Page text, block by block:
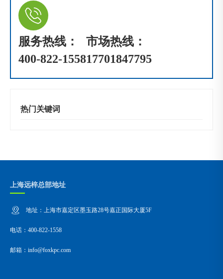
服务热线：
400-822-1558
市场热线：
17701847795
热门关键词
上海远梓总部地址
地址：上海市嘉定区墨玉路28号嘉正国际大厦5F
电话：400-822-1558
邮箱：info@foxkpc.com